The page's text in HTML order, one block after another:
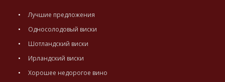
Лучшие предложения
Односолодовый виски
Шотландский виски
Ирландский виски
Хорошее недорогое вино